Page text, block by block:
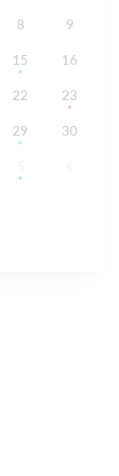
8 9
15 16
22 23
29 30